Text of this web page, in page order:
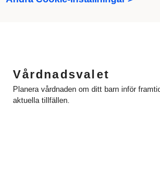
Vårdnadsvalet
Planera vårdnaden om ditt barn inför
aktuella tillfällen.